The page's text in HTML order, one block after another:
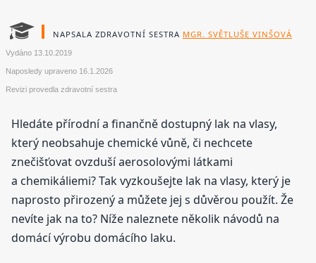
NAPSALA ZDRAVOTNÍ SESTRA MGR. SVĚTLUŠE VINŠOVÁ
Vydáno 13.10.2019
Naposledy upraveno 16.1.2026
Revizi provedla zdravotní sestra
Hledáte přírodní a finančně dostupný lak na vlasy,
který neobsahuje chemické vůně, či nechcete
znečišťovat ovzduší aerosolovými látkami
a chemikáliemi? Tak vyzkoušejte lak na vlasy, který je
naprosto přirozený a můžete jej s důvěrou použít. Že
nevíte jak na to? Níže naleznete několik návodů na
domácí výrobu domácího laku.